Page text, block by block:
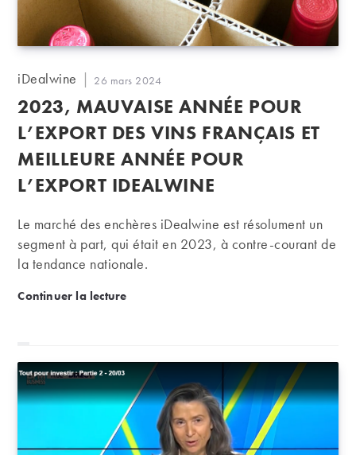
Auteur/autrice
la
publication :
iDealwine
Publication
publiée :
26 mars 2024
2023, MAUVAISE ANNÉE POUR
L’EXPORT DES VINS FRANÇAIS ET
MEILLEURE ANNÉE POUR
L’EXPORT IDEALWINE
Le marché des enchères iDealwine est résolument un
segment à part, qui était en 2023, à contre-courant de
la tendance nationale.
Continuer la lecture2023, mauvaise année pour l’export des vins